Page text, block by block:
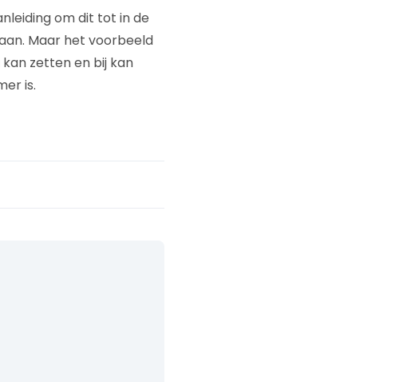
om dit tot in de
Maar het voorbeeld
zetten en bij kan
is.